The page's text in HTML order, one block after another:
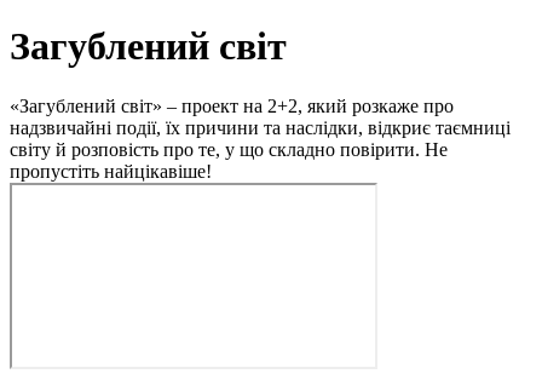
Загублений світ
«Загублений світ» – проект на 2+2, який розкаже про
надзвичайні події, їх причини та наслідки, відкриє таємниці
світу й розповість про те, у що складно повірити. Не
пропустіть найцікавіше!